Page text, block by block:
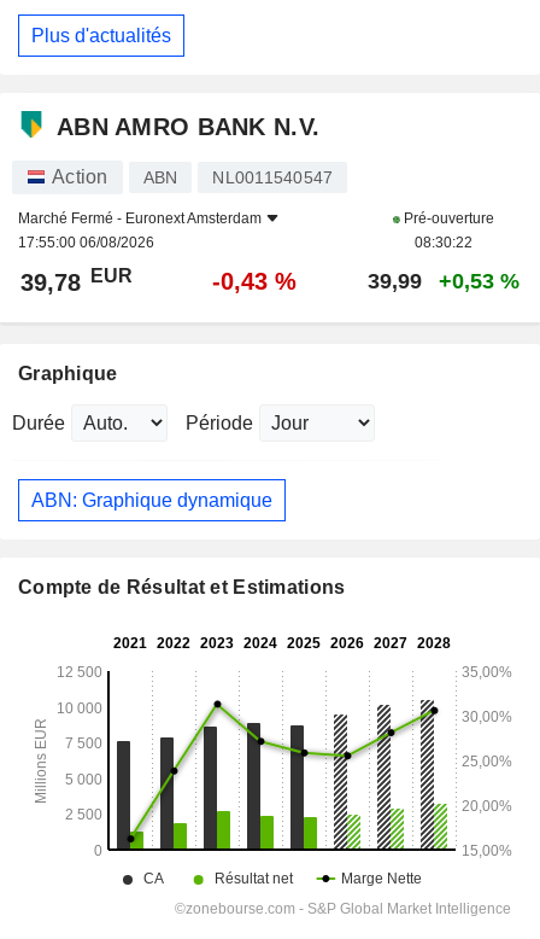
Plus d'actualités
ABN AMRO BANK N.V.
Action ABN NL0011540547
Marché Fermé - Euronext Amsterdam
17:55:00 06/08/2026
Pré-ouverture
08:30:22
39,78 EUR -0,43 % 39,99 +0,53 %
Graphique
Durée Période
ABN: Graphique dynamique
Compte de Résultat et Estimations